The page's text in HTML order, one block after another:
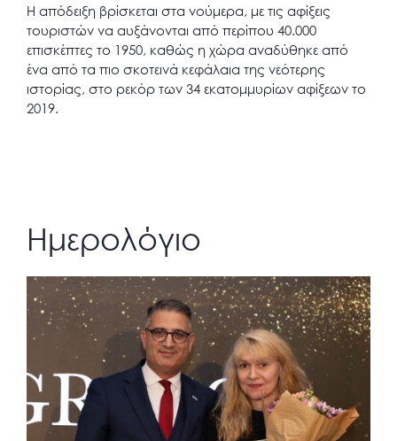
Η απόδειξη βρίσκεται στα νούμερα, με τις αφίξεις
τουριστών να αυξάνονται από περίπου 40.000
επισκέπτες το 1950, καθώς η χώρα αναδύθηκε από
ένα από τα πιο σκοτεινά κεφάλαια της νεότερης
ιστορίας, στο ρεκόρ των 34 εκατομμυρίων αφίξεων το
2019.
Ημερολόγιο
Posted
on